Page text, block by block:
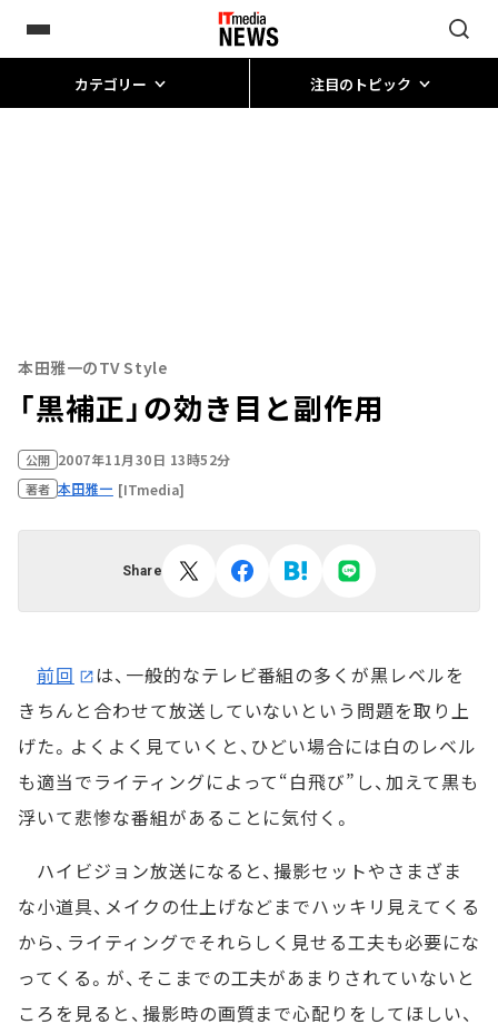
カテゴリー 注目のトピック
本田雅一のTV Style
「黒補正」の効き目と副作用
公開 2007年11月30日 13時52分
著者 本田雅一 [ITmedia]
Share
前回
は、一般的なテレビ番組の多くが黒レベルを
きちんと合わせて放送していないという問題を取り上
げた。よくよく見ていくと、ひどい場合には白のレベル
も適当でライティングによって“白飛び”し、加えて黒も
浮いて悲惨な番組があることに気付く。
ハイビジョン放送になると、撮影セットやさまざま
な小道具、メイクの仕上げなどまでハッキリ見えてくる
から、ライティングでそれらしく見せる工夫も必要にな
ってくる。が、そこまでの工夫があまりされていないと
ころを見ると、撮影時の画質まで心配りをしてほしい、